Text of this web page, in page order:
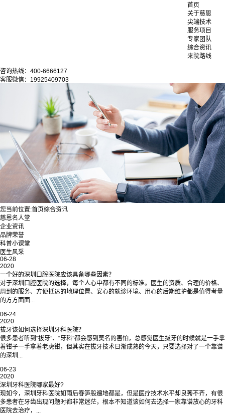
首页
关于慈恩
尖端技术
服务项目
专家团队
综合资讯
来院路线
咨询热线：400-6666127
客服微信：19925409703
您当前位置:首页综合资讯
慈恩名人堂
企业资讯
品牌荣誉
科普小课堂
医生风采
06-28
2020
一个好的深圳口腔医院应该具备哪些因素？
对于深圳口腔医院的选择，每个人心中都有不同的标准。医生的资质、合理的价格、
周到的服务、方便抵达的地理位置、安心的就诊环境、用心的后期维护都是值得考量
的方方面面...
06-24
2020
拔牙该如何选择深圳牙科医院？
很多患者听到“拔牙”、“牙科”都会感到莫名的害怕，总感觉医生拔牙的时候就是一手拿
着钳子一手拿着老虎钳，但其实在拔牙技术日渐成熟的今天，只要选择对了一个靠谱
的深圳...
06-23
2020
深圳牙科医院哪家最好?
现如今，深圳牙科医院如雨后春笋般遍地都是，但是医疗技术水平却良莠不齐，有很
多患者在牙齿出现问题时都非常迷茫，根本不知道该如何去选择一家靠谱放心的牙科
医院去治疗，...